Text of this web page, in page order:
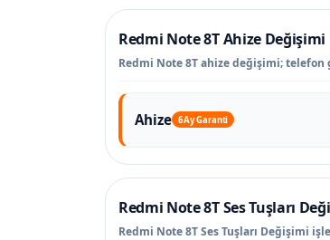
Redmi Note 8T Ahize Değişimi
Redmi Note 8T ahize değişimi;
Ahize 6 Ay Garanti
Redmi Note 8T Ses Tuşları
Redmi Note 8T Ses Tuşları Değişimi